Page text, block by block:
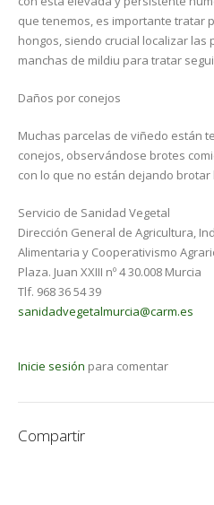
que tenemos, es importante tratar
hongos, siendo crucial localizar las
manchas de mildiu para tratar
Daños por conejos
Muchas parcelas de viñedo están
conejos, observándose brotes
con lo que no están dejando brotar
Servicio de Sanidad Vegetal
Dirección General de Agricultura,
Alimentaria y Cooperativismo
Plaza. Juan XXIII nº 4 30.008 Murcia
Tlf. 968 36 54 39
sanidadvegetalmurcia@carm.es
Inicie sesión para comentar
Compartir